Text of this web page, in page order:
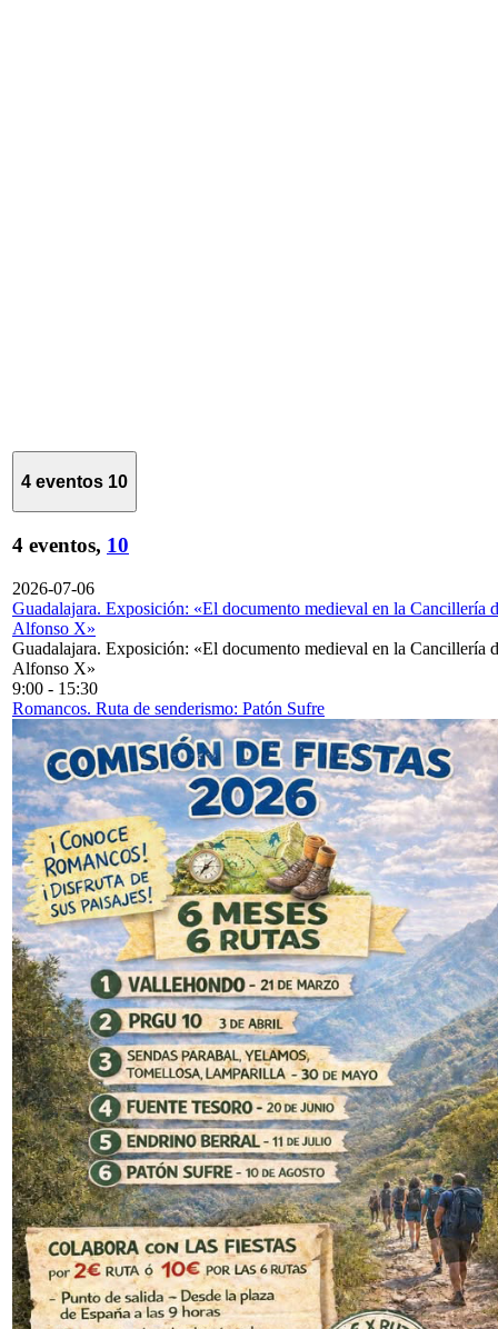
4 eventos 10
4 eventos, 10
2026-07-06
Guadalajara. Exposición: «El documento medieval en la Cancillería
Alfonso X»
Guadalajara. Exposición: «El documento medieval en la Cancillería
Alfonso X»
9:00 - 15:30
Romancos. Ruta de senderismo: Patón Sufre